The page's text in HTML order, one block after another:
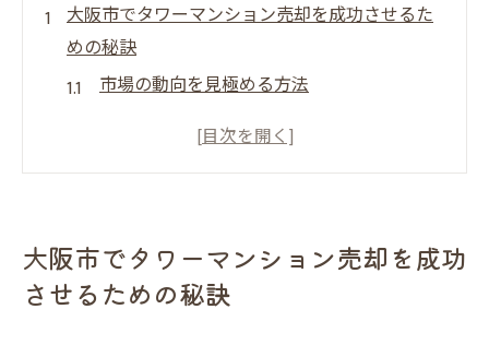
大阪市でタワーマンション売却を成功させるた
めの秘訣
市場の動向を見極める方法
適切な価格設定の重要性
売却後の手続きサポート
だんらん住宅がタワーマンション売却で選ばれ
大阪市でタワーマンション売却を成功
させるための秘訣